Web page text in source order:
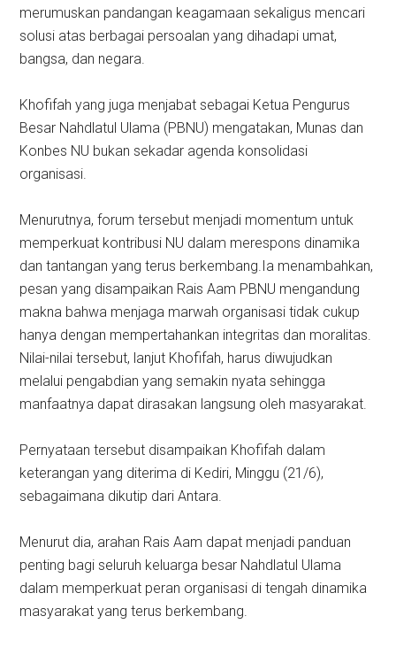
merumuskan pandangan keagamaan sekaligus mencari
solusi atas berbagai persoalan yang dihadapi umat,
bangsa, dan negara.
Khofifah yang juga menjabat sebagai Ketua Pengurus
Besar Nahdlatul Ulama (PBNU) mengatakan, Munas dan
Konbes NU bukan sekadar agenda konsolidasi
organisasi.
Menurutnya, forum tersebut menjadi momentum untuk
memperkuat kontribusi NU dalam merespons dinamika
dan tantangan yang terus berkembang.Ia menambahkan,
pesan yang disampaikan Rais Aam PBNU mengandung
makna bahwa menjaga marwah organisasi tidak cukup
hanya dengan mempertahankan integritas dan moralitas.
Nilai-nilai tersebut, lanjut Khofifah, harus diwujudkan
melalui pengabdian yang semakin nyata sehingga
manfaatnya dapat dirasakan langsung oleh masyarakat.
Pernyataan tersebut disampaikan Khofifah dalam
keterangan yang diterima di Kediri, Minggu (21/6),
sebagaimana dikutip dari Antara.
Menurut dia, arahan Rais Aam dapat menjadi panduan
penting bagi seluruh keluarga besar Nahdlatul Ulama
dalam memperkuat peran organisasi di tengah dinamika
masyarakat yang terus berkembang.